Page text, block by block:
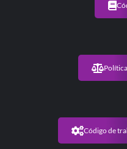
Código de